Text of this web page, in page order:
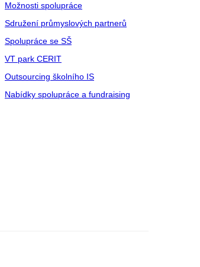
Možnosti spolupráce
Sdružení průmyslových partnerů
Spolupráce se SŠ
VT park CERIT
Outsourcing školního IS
Nabídky spolupráce a fundraising